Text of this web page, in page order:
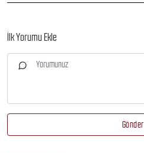
İlk Yorumu Ekle
Gönder